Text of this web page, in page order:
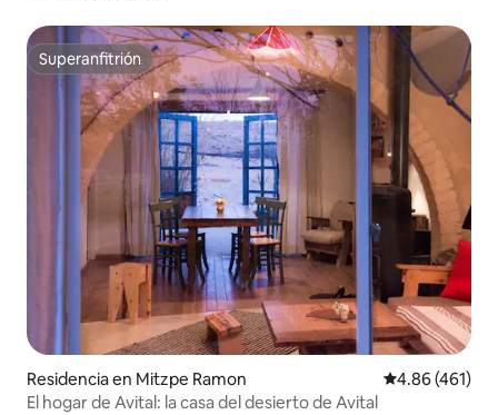
Superanfitrión
Superanfitrión
Residencia en Mitzpe Ramon Calificación
4.86 (461)
El hogar de Avital: la casa del desierto de Avital